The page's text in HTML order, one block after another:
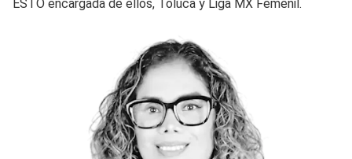
ESTO encargada de ellos, Toluca y Liga MX Femenil.